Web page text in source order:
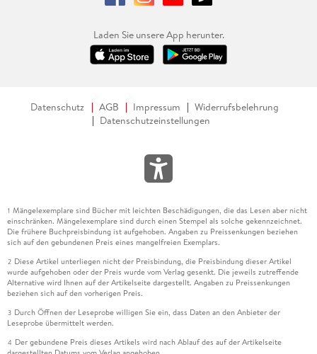
Laden Sie unsere App herunter.
Datenschutz AGB Impressum
Widerrufsbelehrung
Datenschutzeinstellungen
1 Mängelexemplare sind Bücher mit leichten Beschädigungen, die das Lesen aber nicht
einschränken. Mängelexemplare sind durch einen Stempel als solche gekennzeichnet.
Die frühere Buchpreisbindung ist aufgehoben. Angaben zu Preissenkungen beziehen
sich auf den gebundenen Preis eines mangelfreien Exemplars.
2 Diese Artikel unterliegen nicht der Preisbindung, die Preisbindung dieser Artikel
wurde aufgehoben oder der Preis wurde vom Verlag gesenkt. Die jeweils zutreffende
Alternative wird Ihnen auf der Artikelseite dargestellt. Angaben zu Preissenkungen
beziehen sich auf den vorherigen Preis.
3 Durch Öffnen der Leseprobe willigen Sie ein, dass Daten an den Anbieter der
Leseprobe übermittelt werden.
4 Der gebundene Preis dieses Artikels wird nach Ablauf des auf der Artikelseite